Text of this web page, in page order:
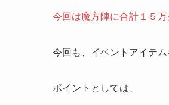
今回は魔方陣に合計１５
今回も、イベントアイテム
ポイントとしては、